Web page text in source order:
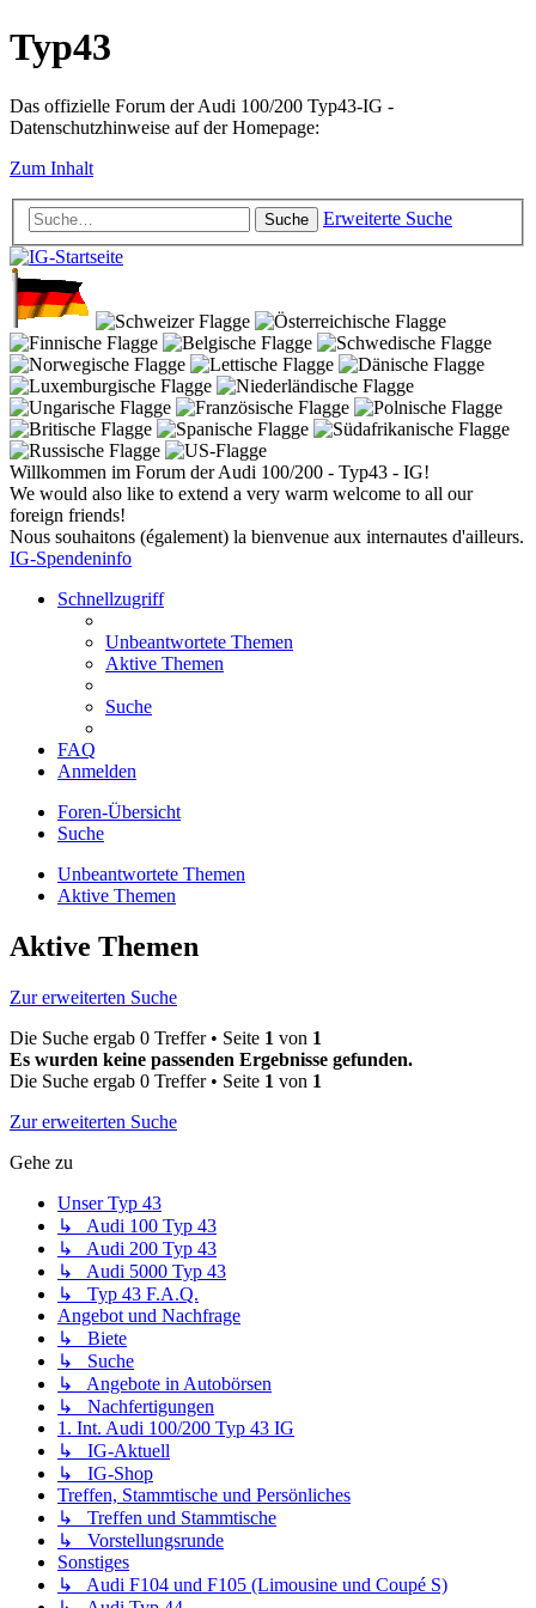
Typ43
Das offizielle Forum der Audi 100/200 Typ43-IG -
Datenschutzhinweise auf der Homepage:
Zum Inhalt
Suche Erweiterte Suche
Willkommen im Forum der Audi 100/200 - Typ43 - IG!
We would also like to extend a very warm welcome to all our
foreign friends!
Nous souhaitons (également) la bienvenue aux internautes d'ailleurs.
IG-Spendeninfo
Schnellzugriff
Unbeantwortete Themen
Aktive Themen
Suche
FAQ
Anmelden
Foren-Übersicht
Suche
Unbeantwortete Themen
Aktive Themen
Aktive Themen
Zur erweiterten Suche
Die Suche ergab 0 Treffer • Seite 1 von 1
Es wurden keine passenden Ergebnisse gefunden.
Die Suche ergab 0 Treffer • Seite 1 von 1
Zur erweiterten Suche
Gehe zu
Unser Typ 43
↳ Audi 100 Typ 43
↳ Audi 200 Typ 43
↳ Audi 5000 Typ 43
↳ Typ 43 F.A.Q.
Angebot und Nachfrage
↳ Biete
↳ Suche
↳ Angebote in Autobörsen
↳ Nachfertigungen
1. Int. Audi 100/200 Typ 43 IG
↳ IG-Aktuell
↳ IG-Shop
Treffen, Stammtische und Persönliches
↳ Treffen und Stammtische
↳ Vorstellungsrunde
Sonstiges
↳ Audi F104 und F105 (Limousine und Coupé S)